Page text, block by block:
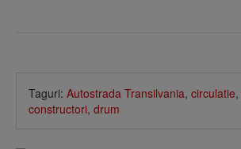
Taguri: Autostrada Transilvania, circulatie,
constructori, drum